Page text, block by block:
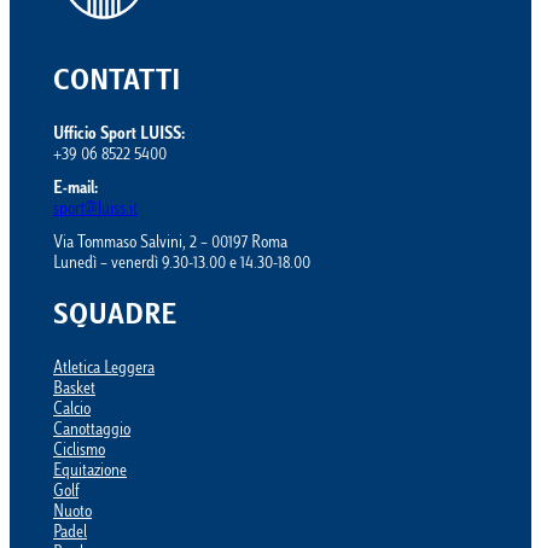
CONTATTI
Ufficio Sport LUISS:
+39 06 8522 5400
E-mail:
sport@luiss.it
Via Tommaso Salvini, 2 – 00197 Roma
Lunedì – venerdì 9.30-13.00 e 14.30-18.00
SQUADRE
Atletica Leggera
Basket
Calcio
Canottaggio
Ciclismo
Equitazione
Golf
Nuoto
Padel